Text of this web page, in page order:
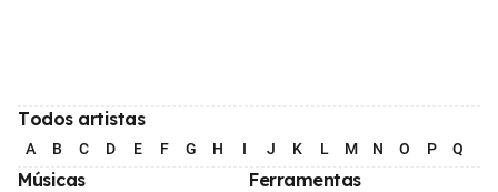
Todos artistas
A B C D E F G H I J K L M N O P Q
Músicas Ferramentas